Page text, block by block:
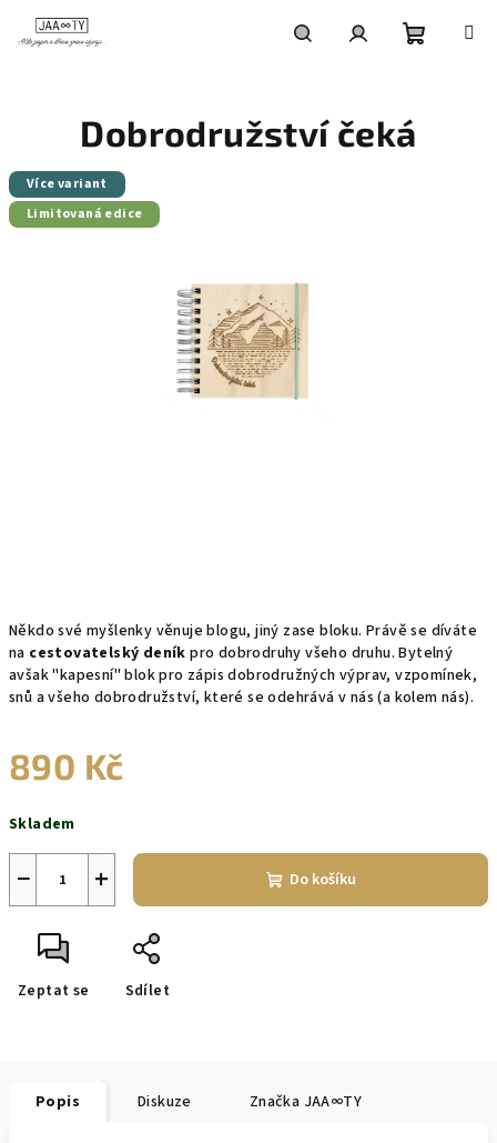
košík
Někdo své myšlenky věnuje blogu, jiný zase bloku. Právě se díváte
na cestovatelský deník pro dobrodruhy všeho druhu. Bytelný
avšak "kapesní" blok pro zápis dobrodružných výprav, vzpomínek,
snů a všeho dobrodružství, které se odehrává v nás (a kolem nás).
890 Kč
cena:
Skladem
+
− Do košíku
Zeptat se Sdílet
Dobrodružství čeká
Více variant
Limitovaná edice
Popis Diskuze Značka JAA∞TY